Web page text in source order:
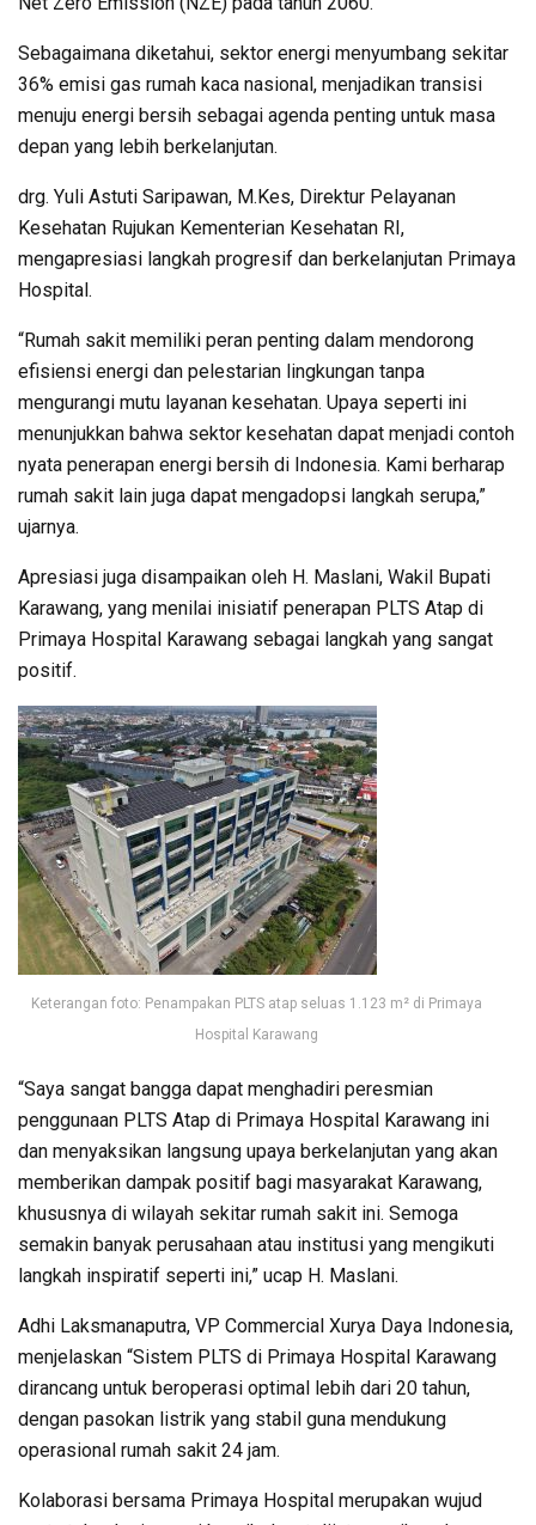
Sebagaimana diketahui, sektor energi menyumbang sekitar
36% emisi gas rumah kaca nasional, menjadikan transisi
menuju energi bersih sebagai agenda penting untuk masa
depan yang lebih berkelanjutan.
drg. Yuli Astuti Saripawan, M.Kes, Direktur Pelayanan
Kesehatan Rujukan Kementerian Kesehatan RI,
mengapresiasi langkah progresif dan berkelanjutan Primaya
Hospital.
“Rumah sakit memiliki peran penting dalam mendorong
efisiensi energi dan pelestarian lingkungan tanpa
mengurangi mutu layanan kesehatan. Upaya seperti ini
menunjukkan bahwa sektor kesehatan dapat menjadi contoh
nyata penerapan energi bersih di Indonesia. Kami berharap
rumah sakit lain juga dapat mengadopsi langkah serupa,”
ujarnya.
Apresiasi juga disampaikan oleh H. Maslani, Wakil Bupati
Karawang, yang menilai inisiatif penerapan PLTS Atap di
Primaya Hospital Karawang sebagai langkah yang sangat
positif.
Keterangan foto: Penampakan PLTS atap seluas 1.123 m² di Primaya
Hospital Karawang
“Saya sangat bangga dapat menghadiri peresmian
penggunaan PLTS Atap di Primaya Hospital Karawang ini
dan menyaksikan langsung upaya berkelanjutan yang akan
memberikan dampak positif bagi masyarakat Karawang,
khususnya di wilayah sekitar rumah sakit ini. Semoga
semakin banyak perusahaan atau institusi yang mengikuti
langkah inspiratif seperti ini,” ucap H. Maslani.
Adhi Laksmanaputra, VP Commercial Xurya Daya Indonesia,
menjelaskan “Sistem PLTS di Primaya Hospital Karawang
dirancang untuk beroperasi optimal lebih dari 20 tahun,
dengan pasokan listrik yang stabil guna mendukung
operasional rumah sakit 24 jam.
Kolaborasi bersama Primaya Hospital merupakan wujud